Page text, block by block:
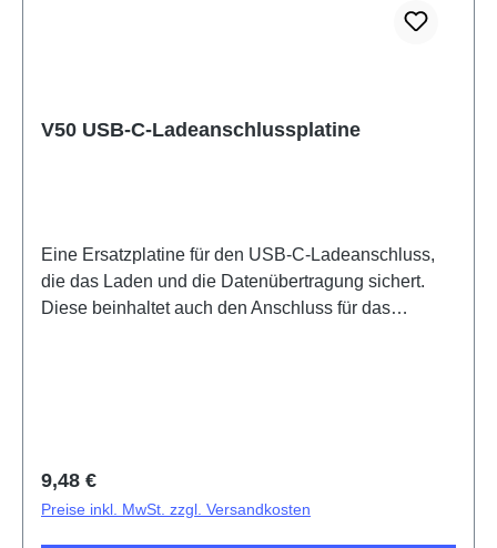
V50 USB-C-Ladeanschlussplatine
Eine Ersatzplatine für den USB-C-Ladeanschluss,
die das Laden und die Datenübertragung sichert.
Diese beinhaltet auch den Anschluss für das
Regulärer Preis:
9,48 €
Preise inkl. MwSt. zzgl. Versandkosten